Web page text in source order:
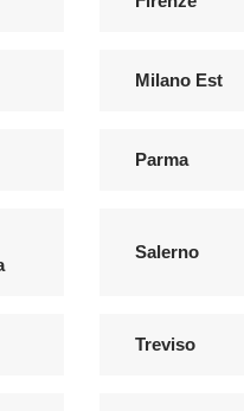
Milano Est
Parma
Salerno
Treviso